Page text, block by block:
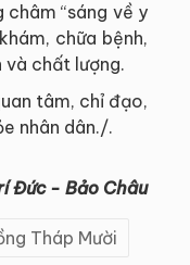
“sáng về y
chữa bệnh,
và chất lượng.
tâm, chỉ đạo,
nhân dân./.
Đức - Bảo Châu
Tháp Mười